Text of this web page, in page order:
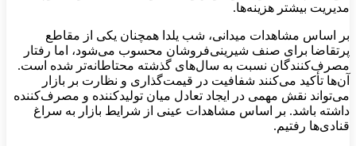
مدیریت بیشتر هزینه‌ها.
بر اساس مشاهدات میدانی، شب یلدا همچنان یکی از مقاطع
پرتقاضا برای صنف شیرینی‌فروشان محسوب می‌شود، اما رفتار
مصرف‌کنندگان نسبت به سال‌های گذشته محتاطانه‌تر شده است.
آن‌ها تأکید می‌کنند شفافیت در قیمت‌گذاری و نظارت بر بازار
می‌تواند نقش مهمی در ایجاد تعادل میان تولیدکننده و مصرف‌کننده
داشته باشد. بر اساس مشاهدات عینی از شرایط بازار به سراغ
قنادی‌ها رفتیم.